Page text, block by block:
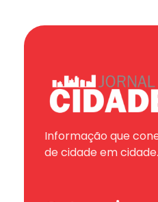
Informação que
de cidade em cidade.